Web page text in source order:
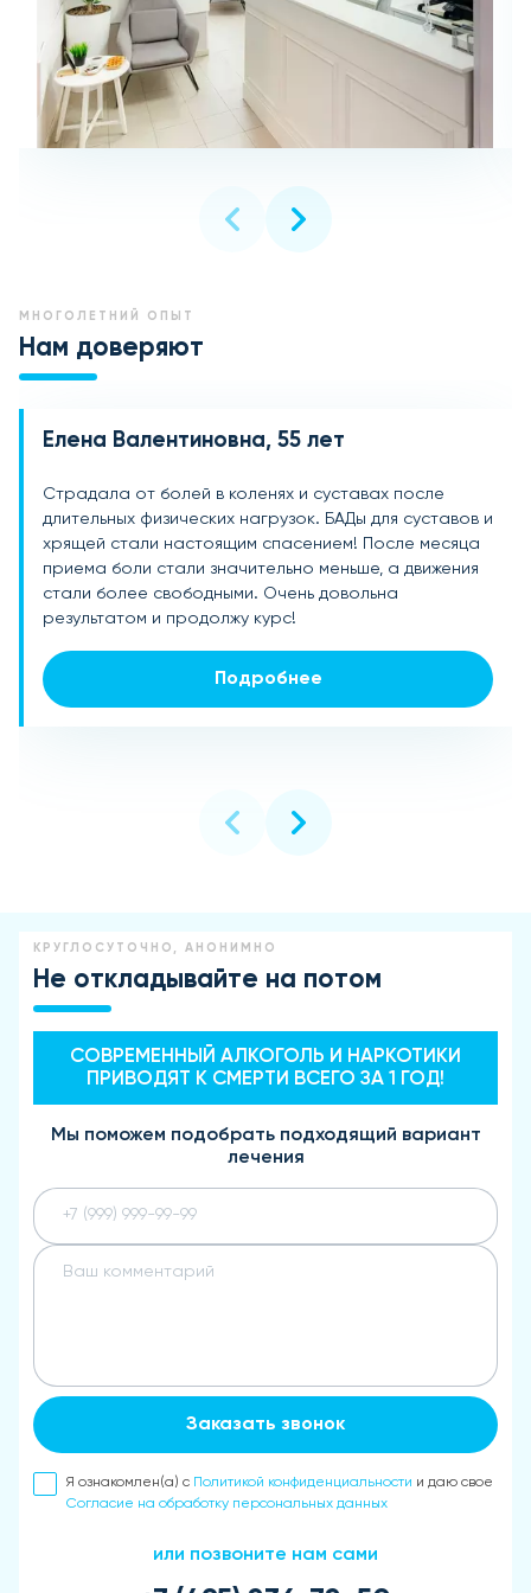
МНОГОЛЕТНИЙ ОПЫТ
Нам доверяют
Елена Валентиновна, 55 лет
Страдала от болей в коленях и суставах после
длительных физических нагрузок. БАДы для суставов и
хрящей стали настоящим спасением! После месяца
приема боли стали значительно меньше, а движения
стали более свободными. Очень довольна
результатом и продолжу курс!
Подробнее
Виктор Александрович, 62 года
На фоне возрастных изменений начали болеть
суставы, особенно в холодное время года. Начал
принимать БАДы для суставов и хрящей, и это
оказалось отличным решением! Боль ушла, суставы
стали более подвижными, а я почувствовал себя
намного лучше. Рекомендую всем, кто страдает от
Подробнее
Марина Юрьевна, 48 лет
После травмы колена мучилась с воспалением и
ограничением подвижности. Пробовала различные
средства, но именно БАДы для суставов и хрящей
помогли восстановить подвижность и уменьшить
воспаление. Уже через несколько недель
почувствовала заметное облегчение, а через месяц
Подробнее
КРУГЛОСУТОЧНО, АНОНИМНО
Не откладывайте на потом
СОВРЕМЕННЫЙ АЛКОГОЛЬ И НАРКОТИКИ
ПРИВОДЯТ К СМЕРТИ ВСЕГО ЗА 1 ГОД!
Мы поможем подобрать подходящий вариант
лечения
Заказать звонок
Я ознакомлен(а) с Политикой конфиденциальности и даю свое
Согласие на обработку персональных данных
или позвоните нам сами